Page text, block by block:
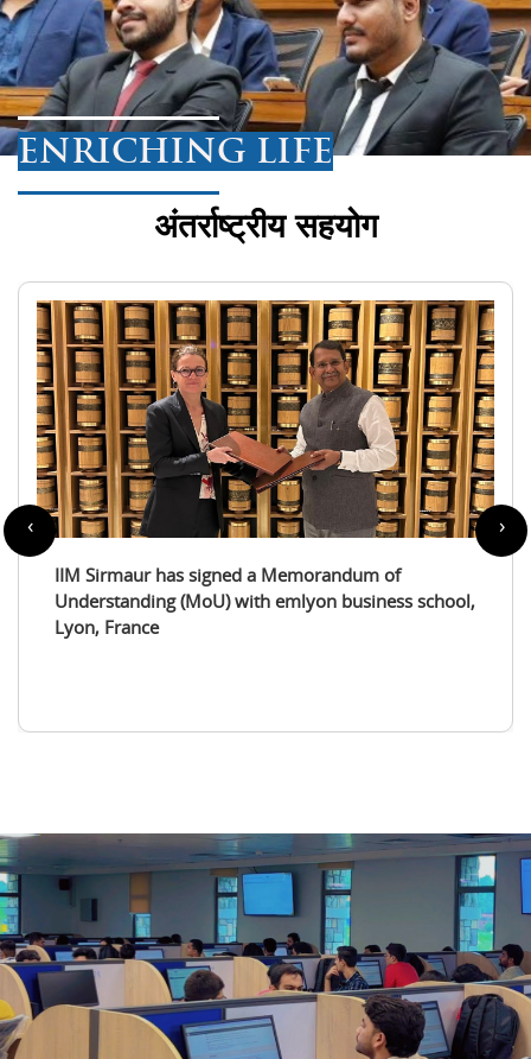
ENRICHING LIFE
अंतर्राष्ट्रीय सहयोग
IIM Sirmaur enters a partnership with the
International Tourism Studies Association (ITSA)
‹ ›